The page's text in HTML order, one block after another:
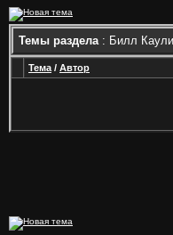
Темы раздела: Билл
Тема / Автор